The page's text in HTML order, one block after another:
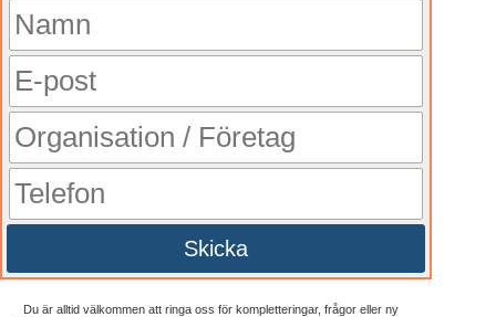
Skicka
Du är alltid välkommen att ringa oss för kompletteringar, frågor eller ny